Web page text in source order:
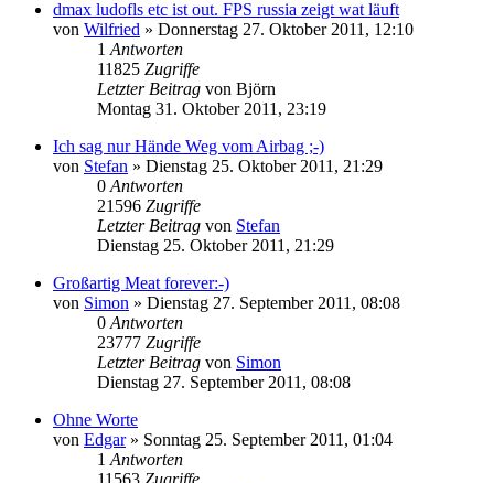
dmax ludofls etc ist out. FPS russia zeigt wat läuft
von Wilfried » Donnerstag 27. Oktober 2011, 12:10
1 Antworten
11825 Zugriffe
Letzter Beitrag von Björn
Montag 31. Oktober 2011, 23:19
Ich sag nur Hände Weg vom Airbag ;-)
von Stefan » Dienstag 25. Oktober 2011, 21:29
0 Antworten
21596 Zugriffe
Letzter Beitrag von Stefan
Dienstag 25. Oktober 2011, 21:29
Großartig Meat forever:-)
von Simon » Dienstag 27. September 2011, 08:08
0 Antworten
23777 Zugriffe
Letzter Beitrag von Simon
Dienstag 27. September 2011, 08:08
Ohne Worte
von Edgar» Sonntag 25. September 2011, 01:04
1 Antworten
11563 Zugriffe